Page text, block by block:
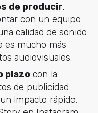
de producir.
con un equipo
calidad de sonido
es mucho más
audiovisuales.
plazocon la
de publicidad
impacto rápido,